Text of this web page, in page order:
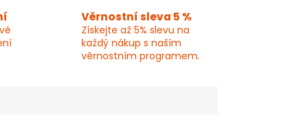
Věrnostní sleva 5 %
Získejte až 5% slevu na
každý nákup s naším
věrnostním programem.